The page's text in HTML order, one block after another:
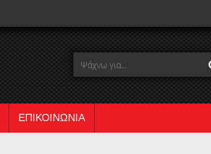
ΕΠΙΚΟΙΝΩΝΙΑ